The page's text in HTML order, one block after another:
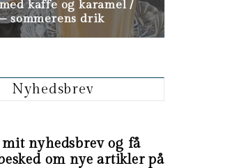
Nyhedsbrev
nyhedsbrev og få
om nye artikler på